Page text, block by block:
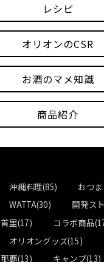
レシピ
オリオンのCSR
お酒のマメ知識
商品紹介
沖縄料理(85)
おつ
WATTA(30)
開発ス
首里(17)
コラボ商品
オリオングッズ(15)
那覇(13) キャンプ(13)